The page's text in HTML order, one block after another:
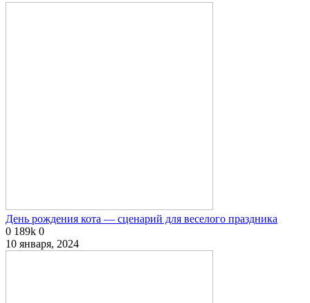
День рождения кота — сценарий для веселого праздника
0 189k 0
10 января, 2024